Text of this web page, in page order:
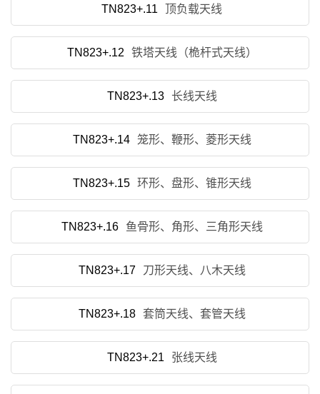
TN823+.11 顶负载天线
TN823+.12 铁塔天线（桅杆式天线）
TN823+.13 长线天线
TN823+.14 笼形、鞭形、菱形天线
TN823+.15 环形、盘形、锥形天线
TN823+.16 鱼骨形、角形、三角形天线
TN823+.17 刀形天线、八木天线
TN823+.18 套筒天线、套管天线
TN823+.21 张线天线